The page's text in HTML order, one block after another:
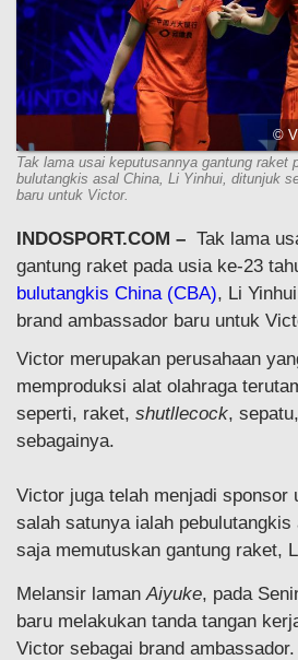
©
Tak lama usai keputusannya gantung raket
bulutangkis asal China, Li Yinhui, ditunjuk
baru untuk Victor.
INDOSPORT.COM – Tak lama
gantung raket pada usia ke-23
bulutangkis China (CBA), Li
brand ambassador baru untuk
Victor merupakan perusahaan
memproduksi alat olahraga
seperti, raket, shutllecock,
sebagainya.
Victor juga telah menjadi sponsor
salah satunya ialah
saja memutuskan gantung raket,
Melansir laman Aiyuke, pada
baru melakukan tanda tangan
Victor sebagai brand ambassador.